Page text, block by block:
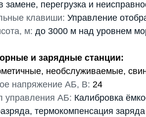
замене, перегрузка и
клавиши: Управление
м: до 3000 м над уровнем
и зарядные станции:
необслуживаемые,
напряжение АБ, В: 24
управления АБ: Калибровка
термокомпенсация заряда